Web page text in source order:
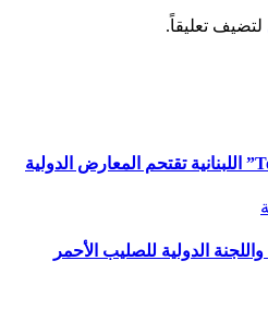
لتضيف تعليقاً.
الدولية للصليب الأحمر